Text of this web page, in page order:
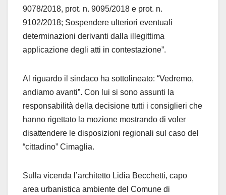
9078/2018, prot. n. 9095/2018 e prot. n.
9102/2018; Sospendere ulteriori eventuali
determinazioni derivanti dalla illegittima
applicazione degli atti in contestazione”.
Al riguardo il sindaco ha sottolineato: “Vedremo,
andiamo avanti”. Con lui si sono assunti la
responsabilità della decisione tutti i consiglieri che
hanno rigettato la mozione mostrando di voler
disattendere le disposizioni regionali sul caso del
“cittadino” Cimaglia.
Sulla vicenda l’architetto Lidia Becchetti, capo
area urbanistica ambiente del Comune di